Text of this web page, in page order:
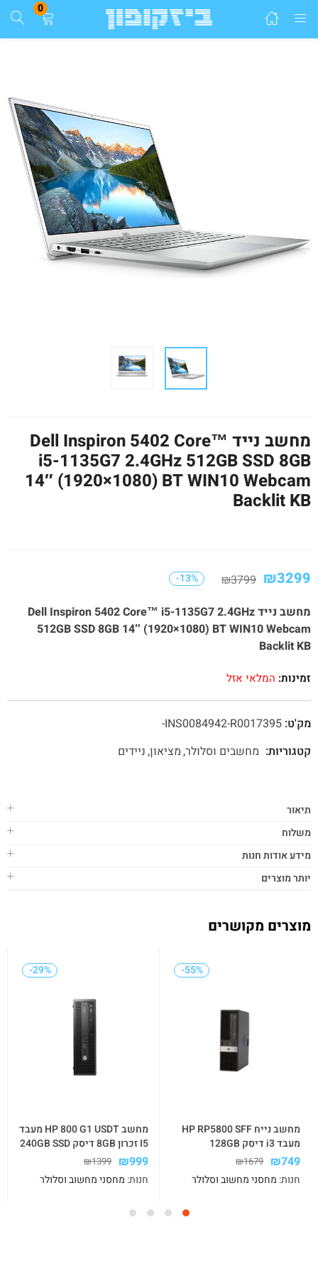
0
התחבר
התחבר
שכחת סיסמא?
מחשב נייד Dell Inspiron 5402 Core™
i5-1135G7 2.4GHz 512GB SSD 8GB
14″ (1920×1080) BT WIN10 Webcam
Backlit KB
₪3299
₪3799
-13%
מחשב נייד Dell Inspiron 5402 Core™ i5-1135G7 2.4GHz
512GB SSD 8GB 14″ (1920×1080) BT WIN10 Webcam
Backlit KB
זמינות: המלאי אזל
מק'ט: INS0084942-R0017395-
קטגוריות: מחשבים וסלולר מציאון ניידים
תיאור
משלוח
מידע אודות חנות
יותר מוצרים
מוצרים מקושרים
-55%
מחשב נייח HP RP5800 SFF
מעבד i3 דיסק 128GB
₪749
₪1679
חנות: מחסני מחשוב וסלולר
-29%
מחשב HP 800 G1 USDT מעבד
I5 זכרון 8GB דיסק 240GB SSD
מערכת WIN10
₪999
₪1399
חנות: מחסני מחשוב וסלולר